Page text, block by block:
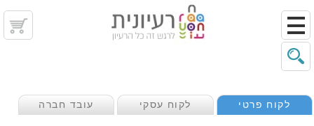
לקוח פרטי לקוח עסקי עובד חברה